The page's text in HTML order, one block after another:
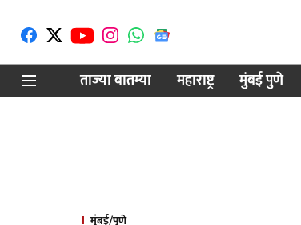
ताज्या बातम्या
महाराष्ट्र मुंबई पुणे
मुंबई/पुणे